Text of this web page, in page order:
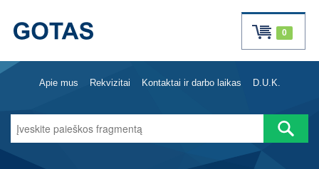
0
Apie mus Rekvizitai Kontaktai ir darbo laikas D.U.K.